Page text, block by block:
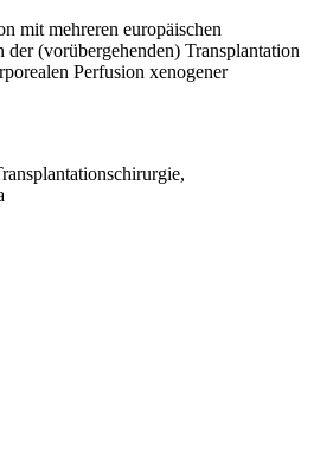
mit mehreren europäischen
der (vorübergehenden) Transplantation
Perfusion xenogener